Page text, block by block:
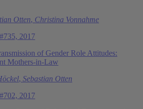
Otten, Christina Vonnahme
2017
of Gender Role Attitudes:
Mothers-in-Law
, Sebastian Otten
2017